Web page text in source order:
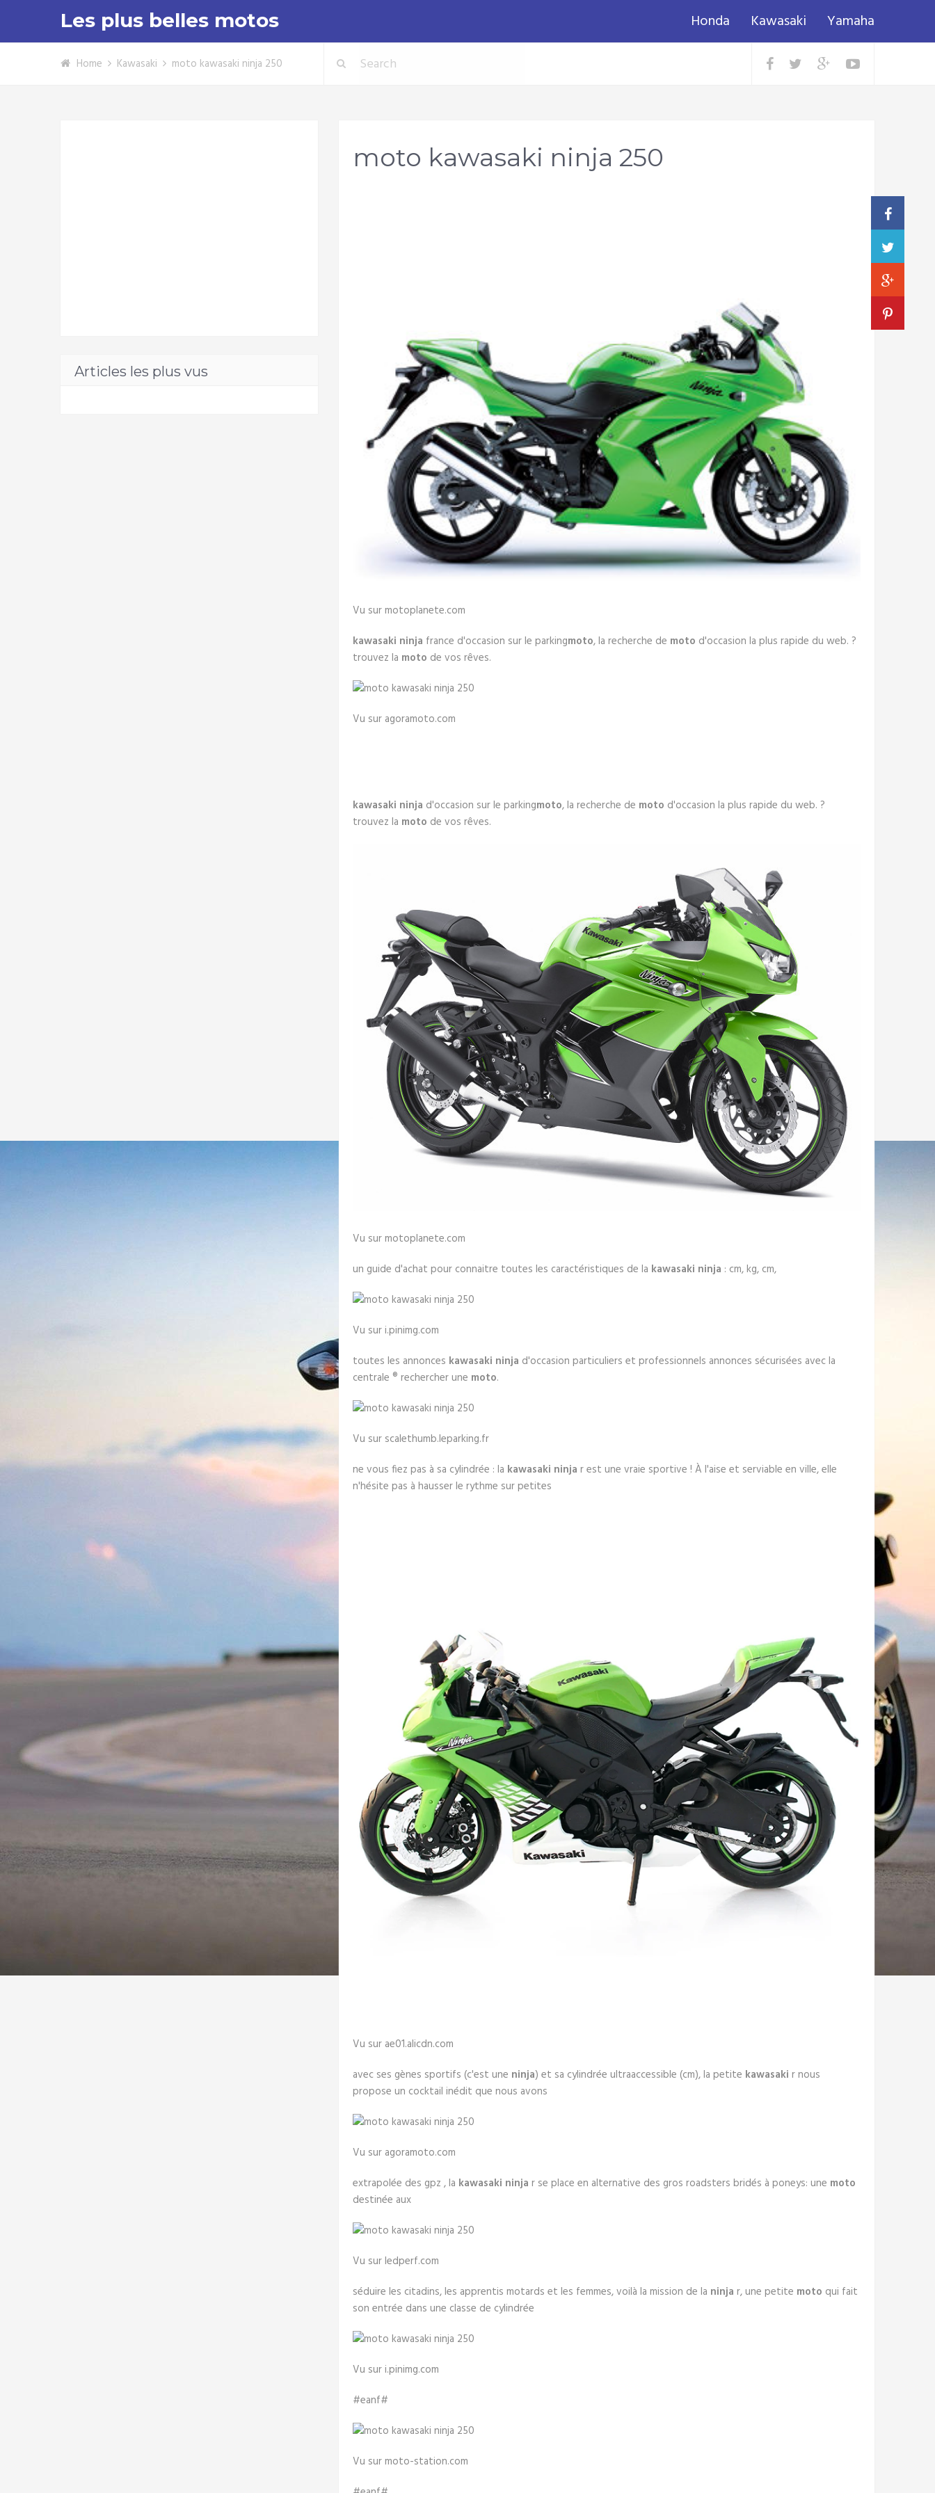
Les plus belles motos Honda Kawasaki Yamaha
Home Kawasaki moto kawasaki ninja 250
moto kawasaki ninja 250
Vu sur motoplanete.com
kawasaki ninja france d'occasion sur le parkingmoto, la recherche de moto d'occasion la plus rapide du web. ?
trouvez la moto de vos rêves.
Vu sur agoramoto.com
kawasaki ninja d'occasion sur le parkingmoto, la recherche de moto d'occasion la plus rapide du web. ?
trouvez la moto de vos rêves.
Vu sur motoplanete.com
un guide d'achat pour connaitre toutes les caractéristiques de la kawasaki ninja : cm, kg, cm,
Vu sur i.pinimg.com
toutes les annonces kawasaki ninja d'occasion particuliers et professionnels annonces sécurisées avec la
centrale ® rechercher une moto.
Vu sur scalethumb.leparking.fr
ne vous fiez pas à sa cylindrée : la kawasaki ninja r est une vraie sportive ! À l'aise et serviable en ville, elle
n'hésite pas à hausser le rythme sur petites
Vu sur ae01.alicdn.com
avec ses gènes sportifs (c'est une ninja) et sa cylindrée ultraaccessible (cm), la petite kawasaki r nous
propose un cocktail inédit que nous avons
Vu sur agoramoto.com
extrapolée des gpz , la kawasaki ninja r se place en alternative des gros roadsters bridés à poneys: une moto
destinée aux
Vu sur ledperf.com
séduire les citadins, les apprentis motards et les femmes, voilà la mission de la ninja r, une petite moto qui fait
son entrée dans une classe de cylindrée
Vu sur i.pinimg.com
#eanf#
Vu sur moto-station.com
Articles les plus vus